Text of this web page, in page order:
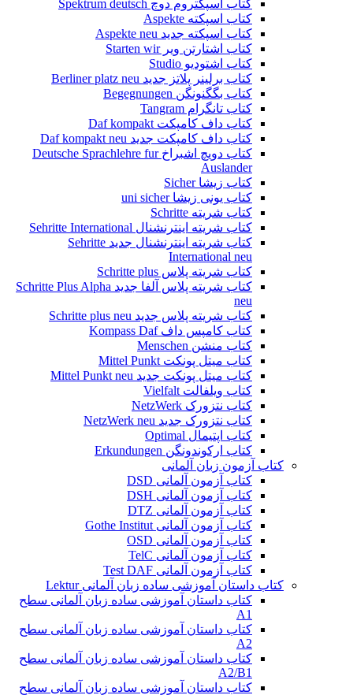
کتاب اسپکتروم دوچ Spektrum deutsch
کتاب اسپکته Aspekte
کتاب اسپکته جدید Aspekte neu
کتاب اشتارتن ویر Starten wir
کتاب اشتودیو Studio
کتاب برلینر پلاتز جدید Berliner platz neu
کتاب بگگنونگن Begegnungen
کتاب تانگرام Tangram
کتاب داف کامپکت Daf kompakt
کتاب داف کامپکت جدید Daf kompakt neu
کتاب دویچ اشبراخ Deutsche Sprachlehre fur
Auslander
کتاب زیشا Sicher
کتاب یونی زیشا uni sicher
کتاب شریته Schritte
کتاب شریته اینترنشنال Sehritte International
کتاب شریته اینترنشنال جدید Sehritte
International neu
کتاب شریته پلاس Schritte plus
کتاب شریته پلاس آلفا جدید Schritte Plus Alpha
neu
کتاب شریته پلاس جدید Schritte plus neu
کتاب کامپس داف Kompass Daf
کتاب منشن Menschen
کتاب میتل پونکت Mittel Punkt
کتاب میتل پونکت جدید Mittel Punkt neu
کتاب ویلفالت Vielfalt
کتاب نتزورک NetzWerk
کتاب نتزورک جدید NetzWerk neu
کتاب اپتیمال Optimal
کتاب ارکوندونگن Erkundungen
کتاب آزمون زبان آلمانی
کتاب آزمون آلمانی DSD
کتاب آزمون آلمانی DSH
کتاب آزمون آلمانی DTZ
کتاب آزمون آلمانی Gothe Institut
کتاب آزمون آلمانی OSD
کتاب آزمون آلمانی TelC
کتاب آزمون آلمانی Test DAF
کتاب داستان آموزشی ساده زبان آلمانی Lektur
کتاب داستان آموزشی ساده زبان آلمانی سطح
A1
کتاب داستان آموزشی ساده زبان آلمانی سطح
A2
کتاب داستان آموزشی ساده زبان آلمانی سطح
A2/B1
کتاب داستان آموزشی ساده زبان آلمانی سطح